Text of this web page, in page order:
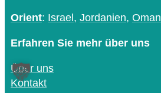
Orient: Israel, Jordanien, Oman
Erfahren Sie mehr über uns
Über uns
Kontakt